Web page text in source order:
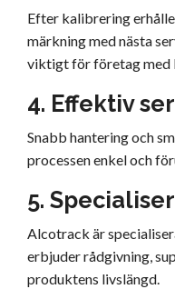
Efter kalibrering
märkning med nästa
viktigt för företag med
4. Effektiv
Snabb hantering och
processen enkel och
5.
Alcotrack är
erbjuder rådgivning,
produktens livslängd.